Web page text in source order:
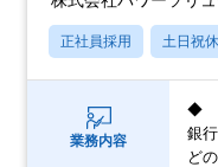
正社員採用 土日祝
業務内容
◆
銀
ど